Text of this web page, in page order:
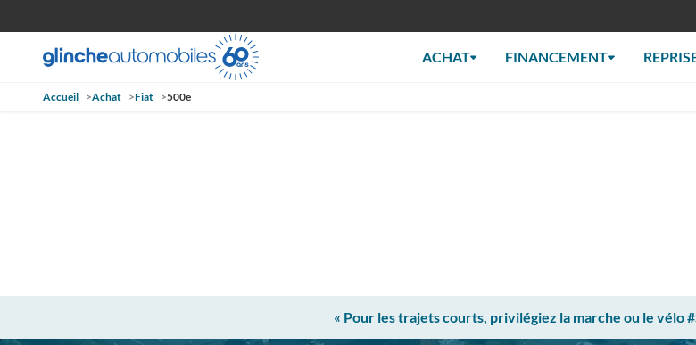
ACHAT FINANCEMENT
Accueil >Achat >Fiat >500e
« Pour les trajets courts, privilégiez la marche ou le vélo